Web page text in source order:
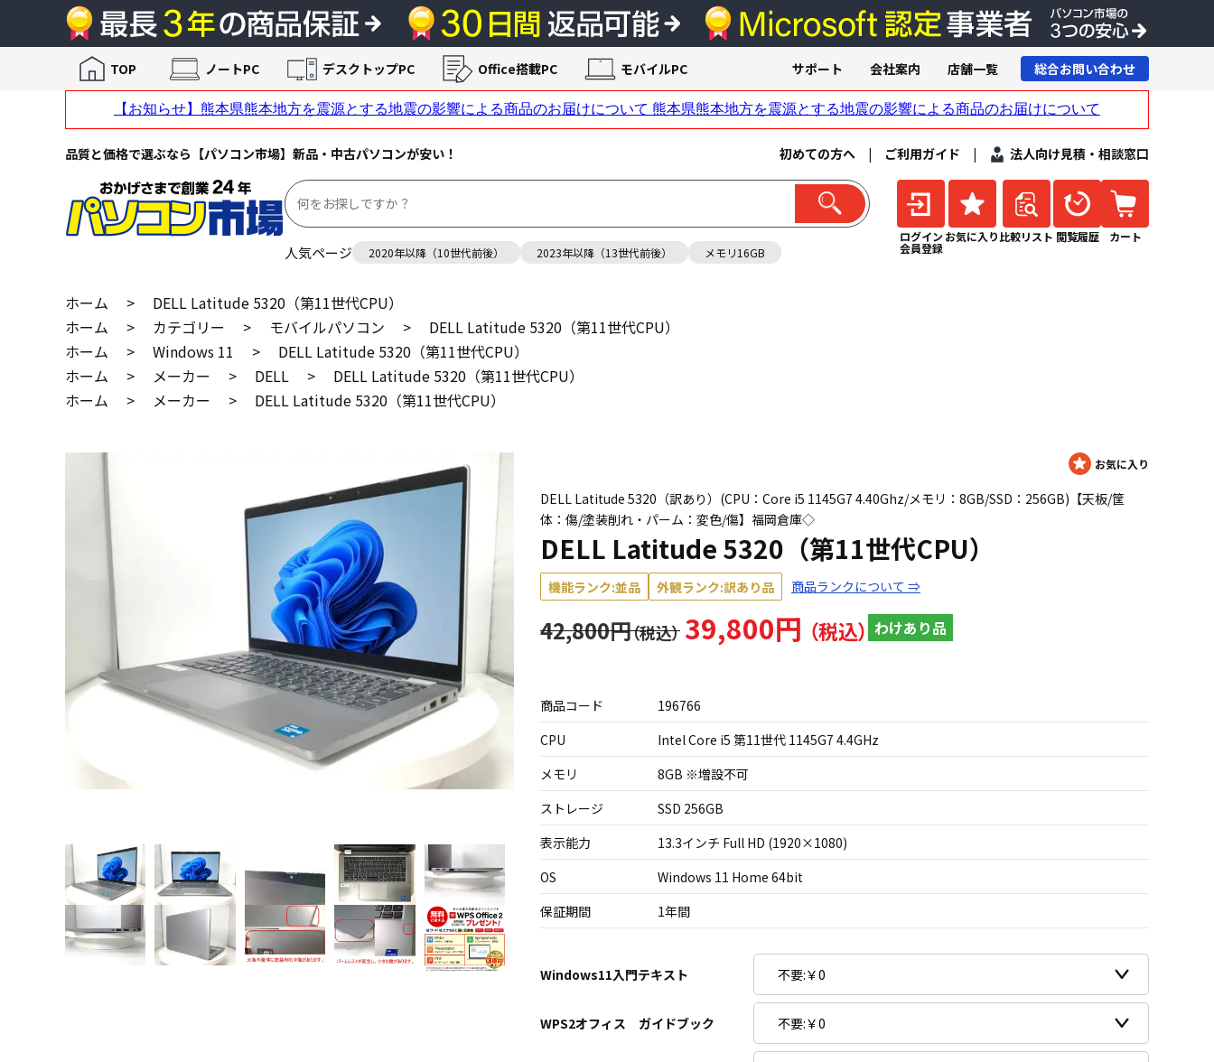
品質と価格で選ぶなら【パソコン市場】新品・中古パソコンが安い！ 初めての方へ | ご利用ガイド | 法人向け見積・相談窓口
人気ページ 2020年以降（10世代前後） 2023年以降（13世代前後） メモリ16GB
ログイン
会員登録
お気に入り 比較リスト 閲覧履歴 カート
TOP ノートPC デスクトップPC Office搭載PC モバイルPC サポート 会社案内 店舗一覧 総合お問い合わせ
ホーム >
DELL Latitude 5320（第11世代CPU）
ホーム
> カテゴリー > モバイルパソコン >
DELL Latitude 5320（第11世代CPU）
ホーム
> Windows 11 >
DELL Latitude 5320（第11世代CPU）
ホーム
> メーカー > DELL >
DELL Latitude 5320（第11世代CPU）
ホーム
> メーカー > DELL Latitude 5320（第11世代CPU）
DELL Latitude 5320（訳あり）(CPU：Core i5 1145G7 4.40Ghz/メモリ：8GB/SSD：256GB)【天板/筐
体：傷/塗装削れ・パーム：変色/傷】福岡倉庫◇
DELL Latitude 5320（第11世代CPU）
機能ランク:並品 外観ランク:訳あり品 商品ランクについて ⇒
39,800円 わけあり品
42,800円
商品コード
196766
CPU
Intel Core i5 第11世代 1145G7 4.4GHz
メモリ
8GB ※増設不可
ストレージ
SSD 256GB
表示能力
13.3インチ Full HD (1920×1080)
OS
Windows 11 Home 64bit
保証期間
1年間
Windows11入門テキスト
WPS2オフィス ガイドブック